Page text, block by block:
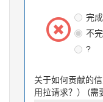
完成
不
?
关于如何贡献的
用拉请求？） (需